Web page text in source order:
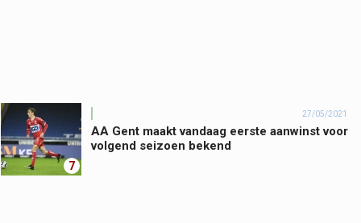
7
27/05/2021
AA Gent maakt vandaag eerste aanwinst voor
volgend seizoen bekend